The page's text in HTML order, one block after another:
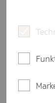
Dienstag
Mittwoch
Freitag